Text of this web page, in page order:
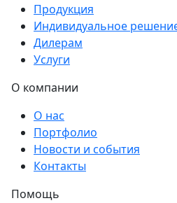
Продукция
Индивидуальное
Дилерам
Услуги
О компании
О нас
Портфолио
Новости и события
Контакты
Помощь